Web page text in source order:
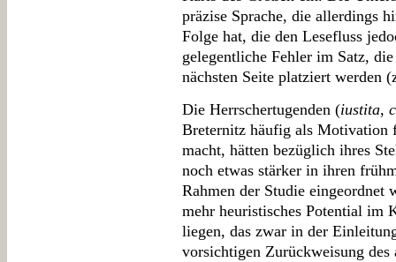
präzise Sprache, die allerdings
Folge hat, die den Lesefluss
gelegentliche Fehler im Satz,
nächsten Seite platziert werden
Die Herrschertugenden (iustita,
Breternitz häufig als Motivation
macht, hätten bezüglich ihres
noch etwas stärker in ihren
Rahmen der Studie eingeordnet
mehr heuristisches Potential im
liegen, das zwar in der
vorsichtigen Zurückweisung des